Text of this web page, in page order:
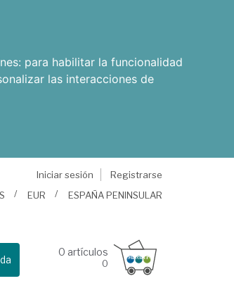
para habilitar la funcionalidad
las interacciones de
Iniciar sesión
Registrarse
EUR ESPAÑA PENINSULAR
0 artículos
0